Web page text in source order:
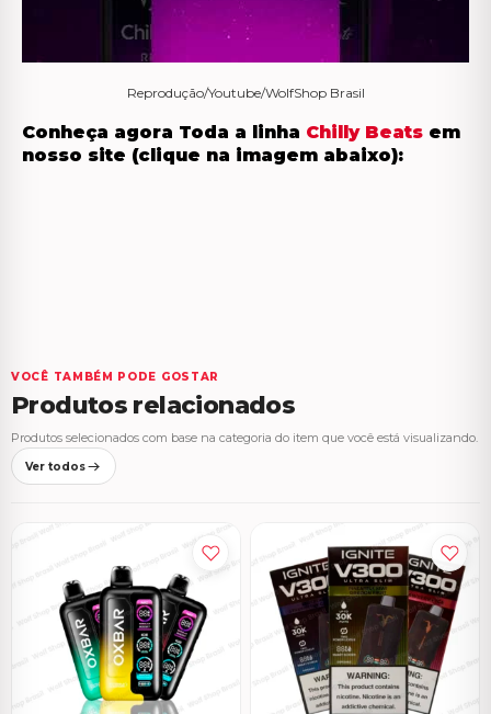
Reprodução/Youtube/WolfShop Brasil
Conheça agora Toda a linha Chilly Beats em
nosso site (clique na imagem abaixo):
VOCÊ TAMBÉM PODE GOSTAR
Produtos relacionados
Produtos selecionados com base na categoria do item que você está visualizando.
Ver todos